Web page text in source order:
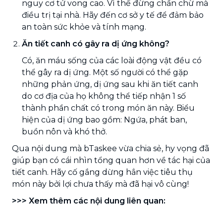
nguy cơ tử vong cao. Vì thế đừng chần chừ mà
điều trị tại nhà. Hãy đến cơ sở y tế để đảm bảo
an toàn sức khỏe và tính mạng.
Ăn tiết canh có gây ra dị ứng không?
Có, ăn máu sống của các loài động vật đều có
thể gây ra dị ứng. Một số người có thể gặp
những phản ứng, dị ứng sau khi ăn tiết canh
do cơ địa của họ không thể tiếp nhận 1 số
thành phần chất có trong món ăn này. Biểu
hiện của dị ứng bao gồm: Ngứa, phát ban,
buồn nôn và khó thở.
Qua nội dung mà bTaskee vừa chia sẻ, hy vọng đã
giúp bạn có cái nhìn tổng quan hơn về tác hại của
tiết canh. Hãy cố gắng dừng hẳn việc tiêu thụ
món này bởi lợi chưa thấy mà đã hại vô cùng!
>>> Xem thêm các nội dung liên quan: